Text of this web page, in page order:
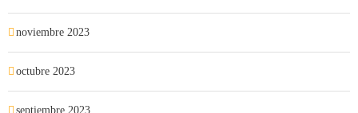
noviembre 2023
octubre 2023
septiembre 2023